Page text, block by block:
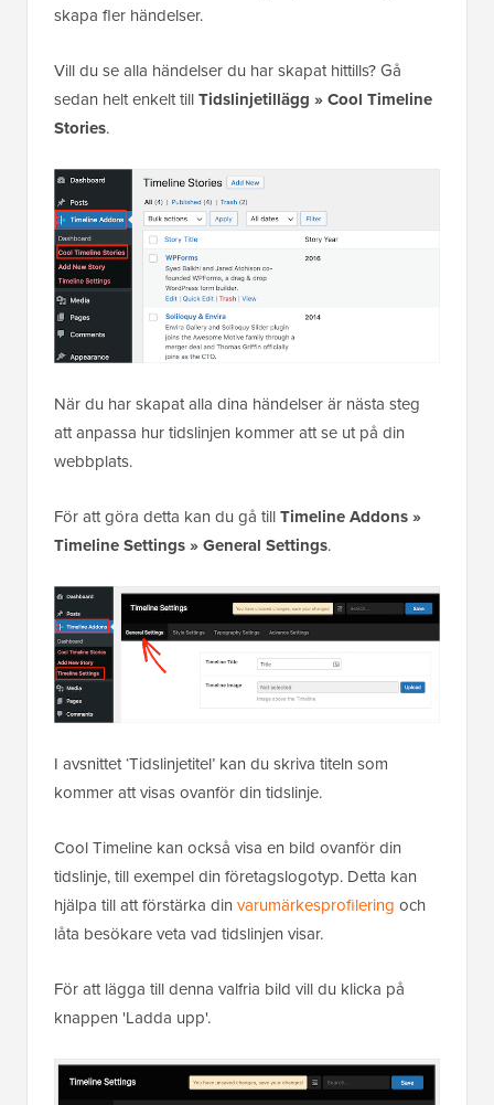
skapa fler händelser.
Vill du se alla händelser du har skapat hittills? Gå
sedan helt enkelt tillTidslinjetillägg » Cool Timeline
Stories.
När du har skapat alla dina händelser är nästa steg
att anpassa hur tidslinjen kommer att se ut på din
webbplats.
För att göra detta kan du gå tillTimeline Addons »
Timeline Settings » General Settings.
I avsnittet ‘Tidslinjetitel’ kan du skriva titeln som
kommer att visas ovanför din tidslinje.
Cool Timeline kan också visa en bild ovanför din
tidslinje, till exempel din företagslogotyp. Detta kan
hjälpa till att förstärka din varumärkesprofilering och
låta besökare veta vad tidslinjen visar.
För att lägga till denna valfria bild vill du klicka på
knappen 'Ladda upp'.